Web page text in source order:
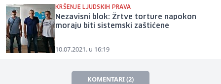
KRŠENJE LJUDSKIH PRAVA
Nezavisni blok: Žrtve torture napokon
moraju biti sistemski zaštićene
10.07.2021. u 16:19
KOMENTARI (2)